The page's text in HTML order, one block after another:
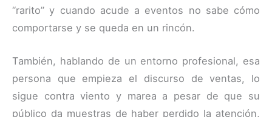
“rarito” y cuando acude a eventos no sabe cómo
comportarse y se queda en un rincón.
También, hablando de un entorno profesional, esa
persona que empieza el discurso de ventas, lo
sigue contra viento y marea a pesar de que su
público da muestras de haber perdido la atención,